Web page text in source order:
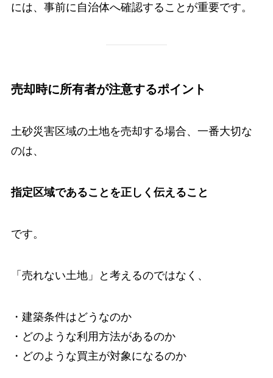
には、事前に自治体へ確認することが重要です。
売却時に所有者が注意するポイント
土砂災害区域の土地を売却する場合、一番大切な
のは、
指定区域であることを正しく伝えること
です。
「売れない土地」と考えるのではなく、
・建築条件はどうなのか
・どのような利用方法があるのか
・どのような買主が対象になるのか